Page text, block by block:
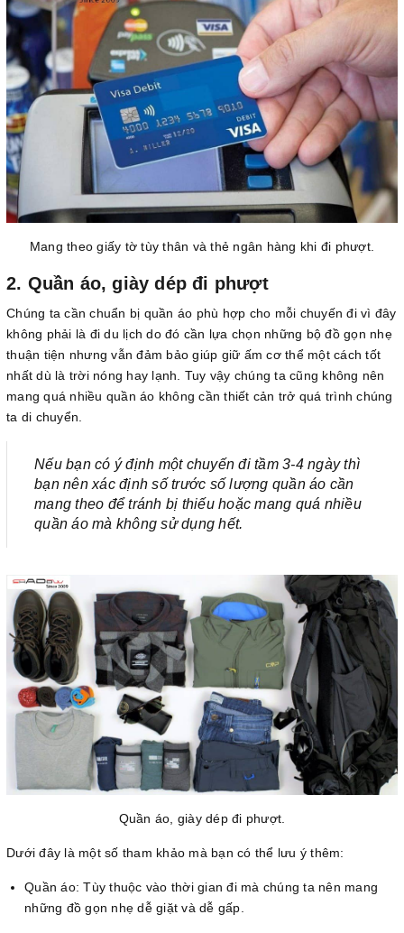
Mang theo giấy tờ tùy thân và thẻ ngân hàng khi đi phượt.
2. Quần áo, giày dép đi phượt
Chúng ta cần chuẩn bị quần áo phù hợp cho mỗi chuyến đi vì đây
không phải là đi du lịch do đó cần lựa chọn những bộ đồ gọn nhẹ
thuận tiện nhưng vẫn đảm bảo giúp giữ ấm cơ thể một cách tốt
nhất dù là trời nóng hay lạnh. Tuy vậy chúng ta cũng không nên
mang quá nhiều quần áo không cần thiết cản trở quá trình chúng
ta di chuyển.
Nếu bạn có ý định một chuyến đi tầm 3-4 ngày thì
bạn nên xác định số trước số lượng quần áo cần
mang theo để tránh bị thiếu hoặc mang quá nhiều
quần áo mà không sử dụng hết.
Quần áo, giày dép đi phượt.
Dưới đây là một số tham khảo mà bạn có thể lưu ý thêm:
Quần áo: Tùy thuộc vào thời gian đi mà chúng ta nên mang
những đồ gọn nhẹ dễ giặt và dễ gấp.